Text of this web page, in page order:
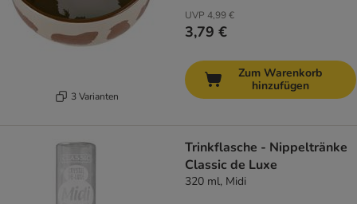
3 Varianten
UVP 4,99 €
3,79 €
Zum Warenkorb
hinzufügen
Trinkflasche - Nippeltränke
Classic de Luxe
320 ml, Midi